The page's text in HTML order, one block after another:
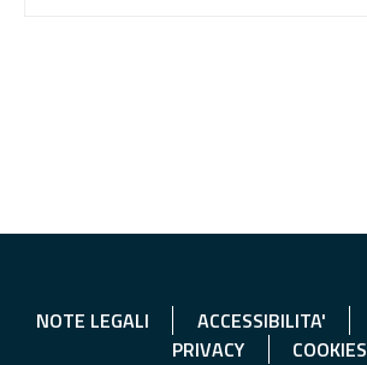
NOTE LEGALI ACCESSIBILITA'
PRIVACY
COOKIES